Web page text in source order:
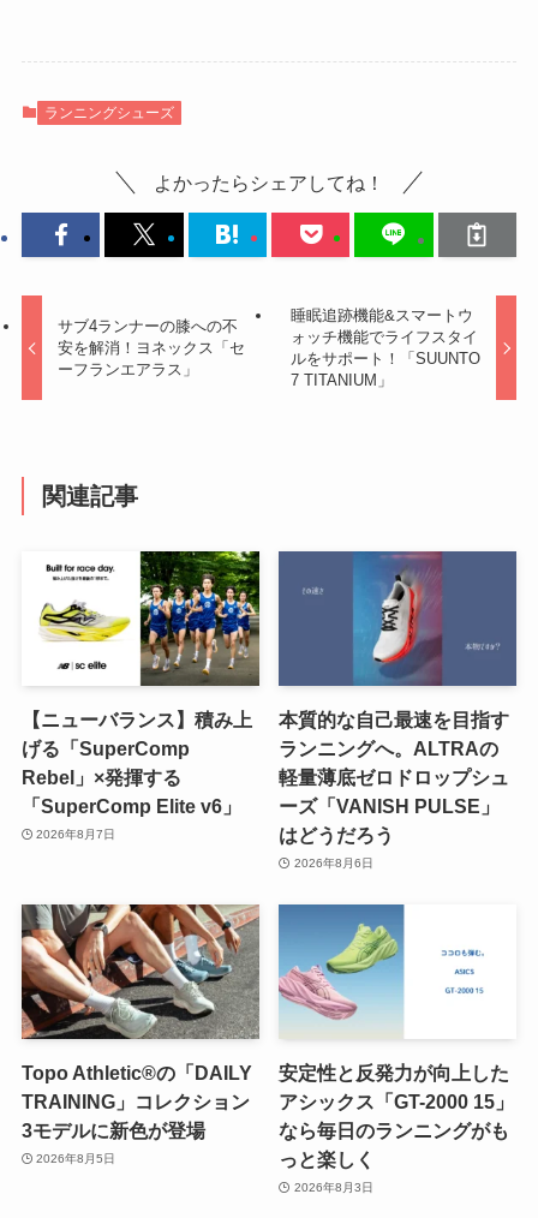
ランニングシューズ
よかったらシェアしてね！
サブ4ランナーの膝への不
安を解消！ヨネックス「セ
ーフランエアラス」
睡眠追跡機能&スマートウ
ォッチ機能でライフスタイ
ルをサポート！「SUUNTO
7 TITANIUM」
関連記事
【ニューバランス】積み上
げる「SuperComp
Rebel」×発揮する
「SuperComp Elite v6」
2026年8月7日
本質的な自己最速を目指す
ランニングへ。ALTRAの
軽量薄底ゼロドロップシュ
ーズ「VANISH PULSE」
はどうだろう
2026年8月6日
Topo Athletic®の「DAILY
TRAINING」コレクション
3モデルに新色が登場
2026年8月5日
安定性と反発力が向上した
アシックス「GT-2000 15」
なら毎日のランニングがも
っと楽しく
2026年8月3日